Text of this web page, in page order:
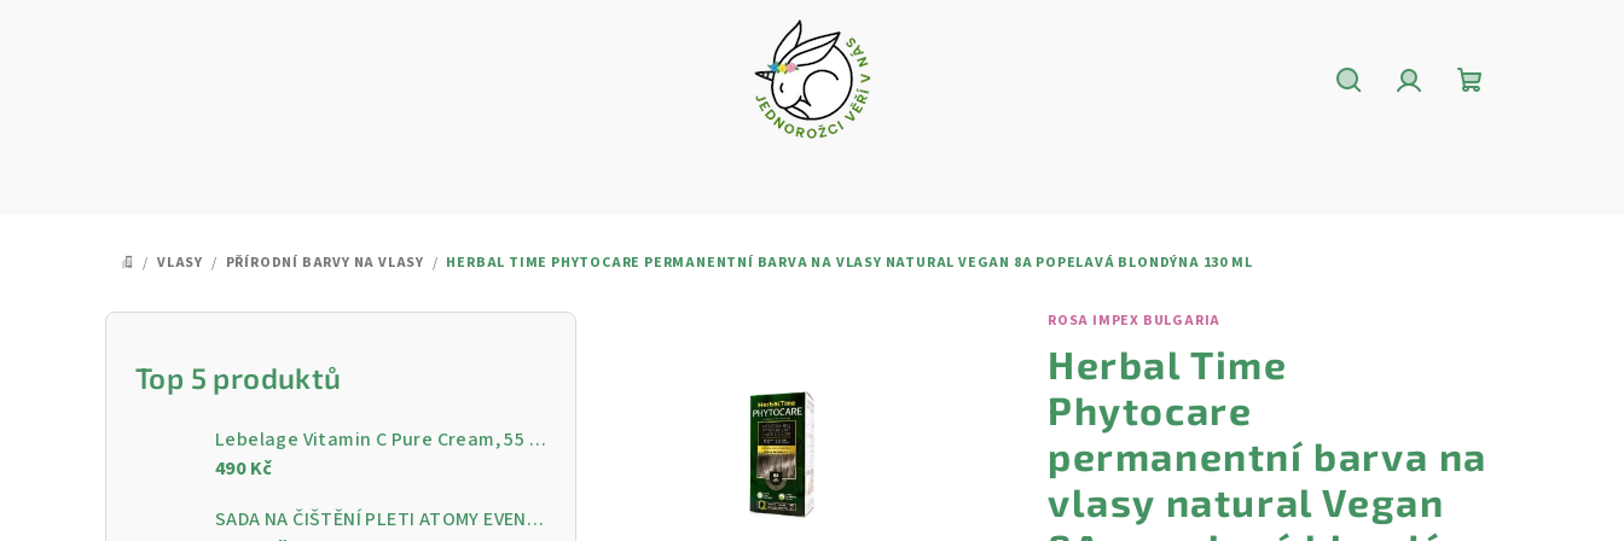
DOMŮ
/ VLASY / PŘÍRODNÍ BARVY NA VLASY / HERBAL TIME PHYTOCARE PERMANENTNÍ BARVA NA VLASY NATURAL VEGAN 8A POPELAVÁ BLONDÝNA 130 ML
P
Top 5 produktů
Lebelage Vitamin C Pure Cream, 55 ml - Rozjasňující pleťový krém s vitamínem C
490 Kč
SADA NA ČIŠTĚNÍ PLETI ATOMY EVENING CARE - 4 KROKY PRO ČISTOU A ZÁŘIVOU PLEŤ
ROSA IMPEX BULGARIA
Herbal Time
Phytocare
permanentní barva na
vlasy natural Vegan